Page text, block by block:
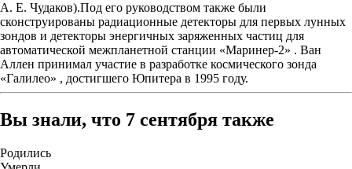
А. Е. Чудаков).Под его руководством также были
сконструированы радиационные детекторы для первых лунных
зондов и детекторы энергичных заряженных частиц для
автоматической межпланетной станции «Маринер-2» . Ван
Аллен принимал участие в разработке космического зонда
«Галилео» , достигшего Юпитера в 1995 году.
Вы знали, что 7 сентября также
Родились